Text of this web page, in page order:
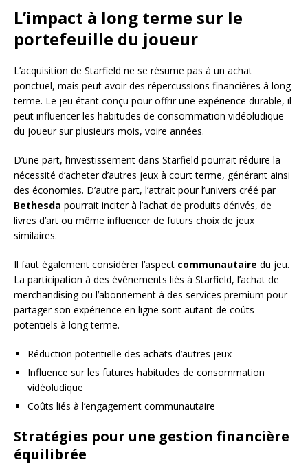
L’impact à long terme sur le
portefeuille du joueur
L’acquisition de Starfield ne se résume pas à un achat
ponctuel, mais peut avoir des répercussions financières à long
terme. Le jeu étant conçu pour offrir une expérience durable, il
peut influencer les habitudes de consommation vidéoludique
du joueur sur plusieurs mois, voire années.
D’une part, l’investissement dans Starfield pourrait réduire la
nécessité d’acheter d’autres jeux à court terme, générant ainsi
des économies. D’autre part, l’attrait pour l’univers créé par
Bethesda pourrait inciter à l’achat de produits dérivés, de
livres d’art ou même influencer de futurs choix de jeux
similaires.
Il faut également considérer l’aspect communautaire du jeu.
La participation à des événements liés à Starfield, l’achat de
merchandising ou l’abonnement à des services premium pour
partager son expérience en ligne sont autant de coûts
potentiels à long terme.
Réduction potentielle des achats d’autres jeux
Influence sur les futures habitudes de consommation
vidéoludique
Coûts liés à l’engagement communautaire
Stratégies pour une gestion financière
équilibrée